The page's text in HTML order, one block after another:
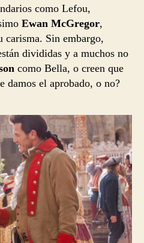
como Lefou,
Ewan McGregor,
carisma. Sin embargo,
divididas y a muchos no
como Bella, o creen que
damos el aprobado, o no?